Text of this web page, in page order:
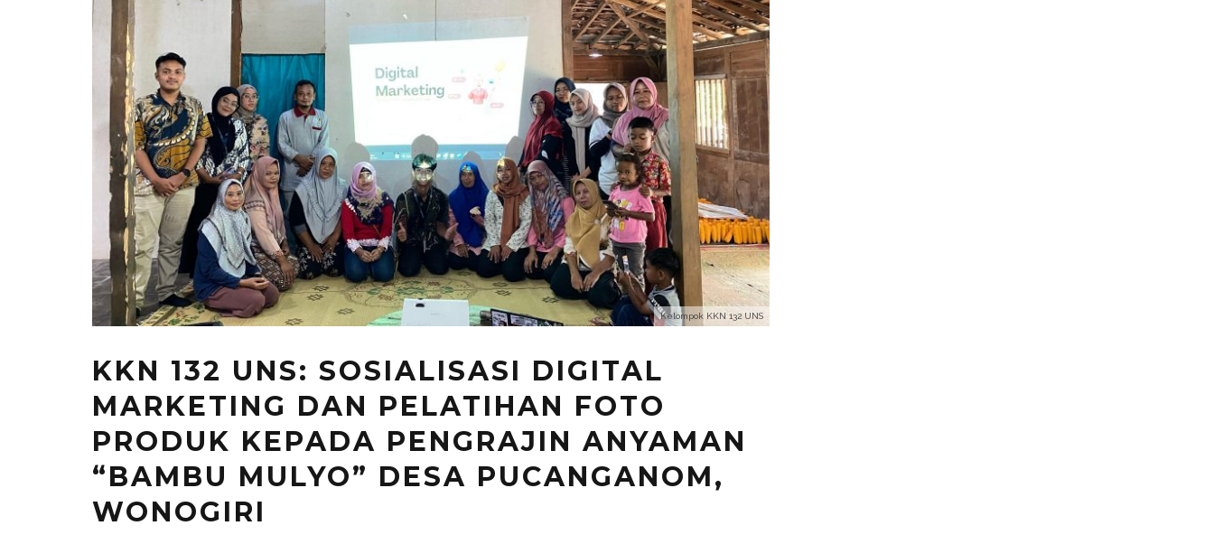
Kelompok KKN 132 UNS
KKN 132 UNS: SOSIALISASI DIGITAL
MARKETING DAN PELATIHAN FOTO
PRODUK KEPADA PENGRAJIN ANYAMAN
“BAMBU MULYO” DESA PUCANGANOM,
WONOGIRI